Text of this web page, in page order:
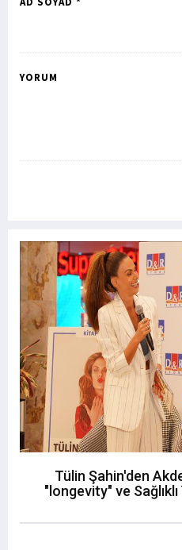
YORUM
Tülin Şahin'den
"longevity" ve